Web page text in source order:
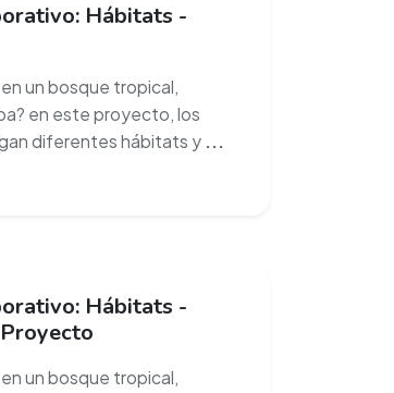
Hábitats -
un bosque tropical,
en este proyecto, los
diferentes hábitats y ...
Hábitats -
un bosque tropical,